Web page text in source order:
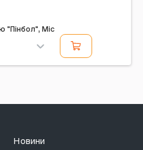
"Пінбол", Mic
Новини